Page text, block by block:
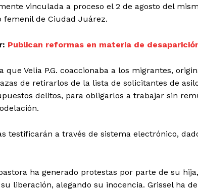
vinculada a proceso el 2 de agosto del
femenil de Ciudad Juárez.
Publican reformas en materia de
que Velia P.G. coaccionaba a los migrantes,
de retirarlos de la lista de solicitantes de
delitos, para obligarlos a trabajar sin
testificarán a través de sistema electrónico,
ha generado protestas por parte de su
liberación, alegando su inocencia. Grissel ha